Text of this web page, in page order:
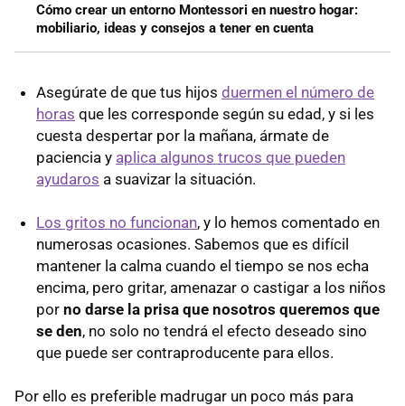
Cómo crear un entorno Montessori en nuestro hogar:
mobiliario, ideas y consejos a tener en cuenta
Asegúrate de que tus hijos duermen el número de
horas que les corresponde según su edad, y si les
cuesta despertar por la mañana, ármate de
paciencia y aplica algunos trucos que pueden
ayudaros a suavizar la situación.
Los gritos no funcionan, y lo hemos comentado en
numerosas ocasiones. Sabemos que es difícil
mantener la calma cuando el tiempo se nos echa
encima, pero gritar, amenazar o castigar a los niños
por no darse la prisa que nosotros queremos que
se den, no solo no tendrá el efecto deseado sino
que puede ser contraproducente para ellos.
Por ello es preferible madrugar un poco más para